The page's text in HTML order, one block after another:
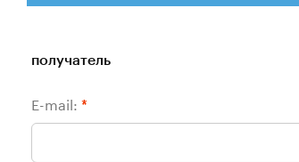
получатель
E-mail: *